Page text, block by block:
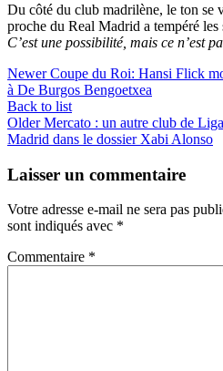
Du côté du club madrilène, le ton se
proche du Real Madrid a tempéré
C’est une possibilité, mais ce n’est
Newer Coupe du Roi: Hansi Flick
à De Burgos Bengoetxea
Back to list
Older Mercato : un autre club de
Madrid dans le dossier Xabi Alonso
Laisser un commentaire
Votre adresse e-mail ne sera pas
sont indiqués avec *
Commentaire *